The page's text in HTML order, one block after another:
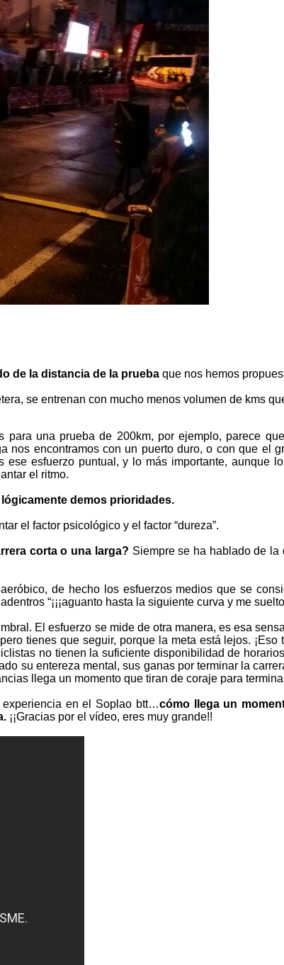
de la distancia de la prueba que nos hemos
se entrenan con mucho menos volumen de kms
para una prueba de 200km, por ejemplo, parece
nos encontramos con un puerto duro, o con que el
esfuerzo puntual, y lo más importante, aunque
el ritmo.
demos prioridades.
el factor psicológico y el factor “dureza”.
corta o una larga? Siempre se ha hablado de
de hecho los esfuerzos medios que se
“¡¡¡aguanto hasta la siguiente curva y me
El esfuerzo se mide de otra manera, es esa
tienes que seguir, porque la meta está lejos.
no tienen la suficiente disponibilidad de
su entereza mental, sus ganas por terminar la
llega un momento que tiran de coraje para
en el Soplao btt…cómo llega un
¡¡Gracias por el vídeo, eres muy grande!!